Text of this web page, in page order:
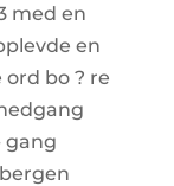
med en
en
bo ? re
gang